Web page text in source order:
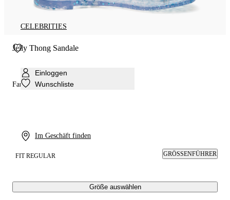
CELEBRITIES
Einloggen
Wunschliste
Im Geschäft finden
Jelly Thong Sandale
Farbe: Ice/sky bell
FIT REGULAR GRÖSSENFÜHRER
Größe auswählen